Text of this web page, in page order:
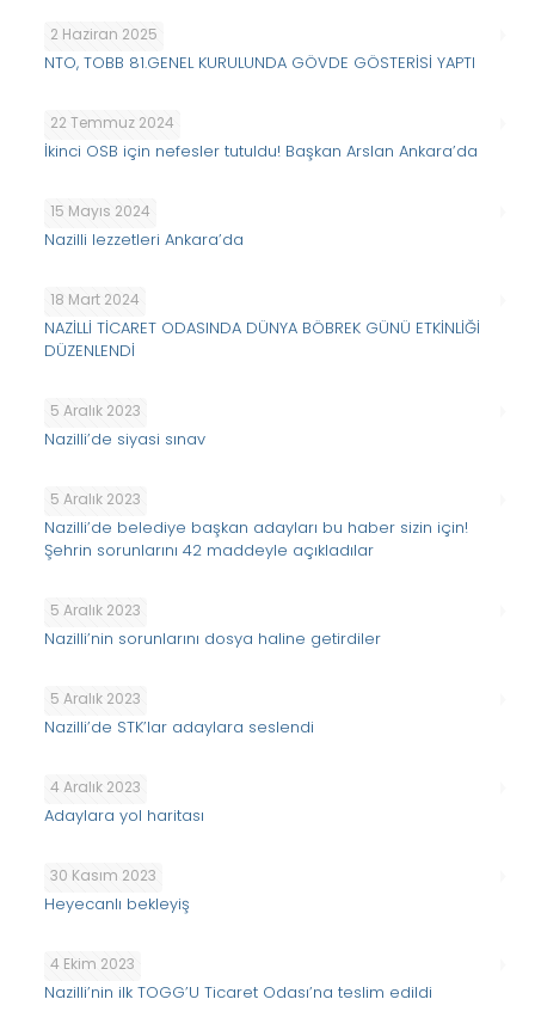
2 Haziran 2025
NTO, TOBB 81.GENEL KURULUNDA GÖVDE GÖSTERİSİ YAPTI
22 Temmuz 2024
İkinci OSB için nefesler tutuldu! Başkan Arslan Ankara’da
15 Mayıs 2024
Nazilli lezzetleri Ankara’da
18 Mart 2024
NAZİLLİ TİCARET ODASINDA DÜNYA BÖBREK GÜNÜ ETKİNLİĞİ
DÜZENLENDİ
5 Aralık 2023
Nazilli’de siyasi sınav
5 Aralık 2023
Nazilli’de belediye başkan adayları bu haber sizin için!
Şehrin sorunlarını 42 maddeyle açıkladılar
5 Aralık 2023
Nazilli’nin sorunlarını dosya haline getirdiler
5 Aralık 2023
Nazilli’de STK’lar adaylara seslendi
4 Aralık 2023
Adaylara yol haritası
30 Kasım 2023
Heyecanlı bekleyiş
4 Ekim 2023
Nazilli’nin ilk TOGG’U Ticaret Odası’na teslim edildi